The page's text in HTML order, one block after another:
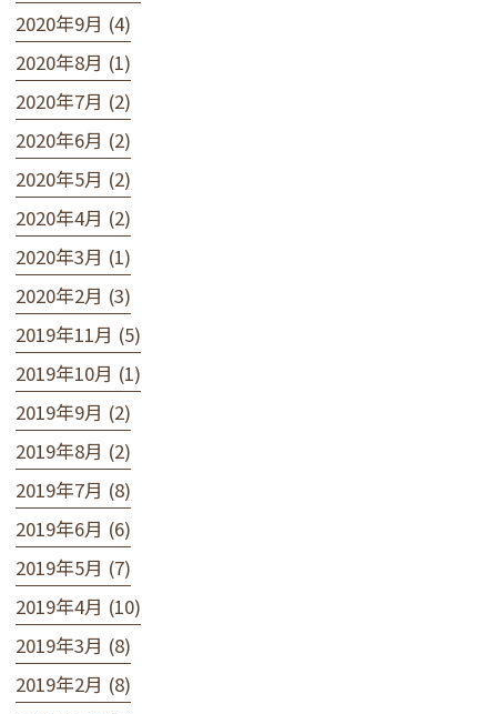
2020年9月 (4)
2020年8月 (1)
2020年7月 (2)
2020年6月 (2)
2020年5月 (2)
2020年4月 (2)
2020年3月 (1)
2020年2月 (3)
2019年11月 (5)
2019年10月 (1)
2019年9月 (2)
2019年8月 (2)
2019年7月 (8)
2019年6月 (6)
2019年5月 (7)
2019年4月 (10)
2019年3月 (8)
2019年2月 (8)